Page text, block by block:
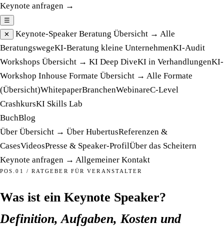
Keynote anfragen →
☰
✕
Keynote-Speaker Beratung Übersicht → Alle
BeratungswegeKI-Beratung kleine UnternehmenKI-Audit
Workshops Übersicht → KI Deep DiveKI in VerhandlungenKI-
Workshop Inhouse Formate Übersicht → Alle Formate
(Übersicht)WhitepaperBranchenWebinareC-Level
CrashkursKI Skills Lab
BuchBlog
Über Übersicht → Über HubertusReferenzen &
CasesVideosPresse & Speaker-ProfilÜber das Scheitern
Keynote anfragen → Allgemeiner Kontakt
POS.01 / RATGEBER FÜR VERANSTALTER
Was ist ein Keynote Speaker?
Definition, Aufgaben, Kosten und